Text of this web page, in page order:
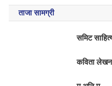
ताजा सामग्री
समिट
कविता लेखन